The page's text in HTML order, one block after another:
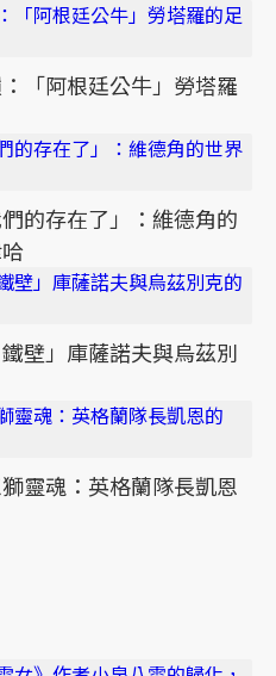
「阿根廷公牛」勞塔羅
的存在了」：維德角的
壁」庫薩諾夫與烏茲別
靈魂：英格蘭隊長凱恩